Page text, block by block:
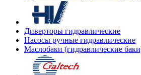
Диверторы гидравлические
Насосы ручные гидравлические
Маслобаки (гидравлические